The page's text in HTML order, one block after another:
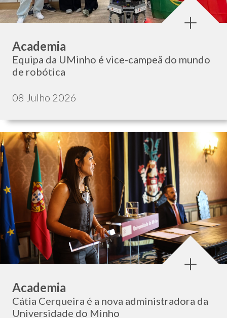
Categoria:
Academia
Equipa da UMinho é vice-campeã do mundo
de robótica
Data de publicação:
08 Julho 2026
Categoria:
Academia
Cátia Cerqueira é a nova administradora da
Universidade do Minho